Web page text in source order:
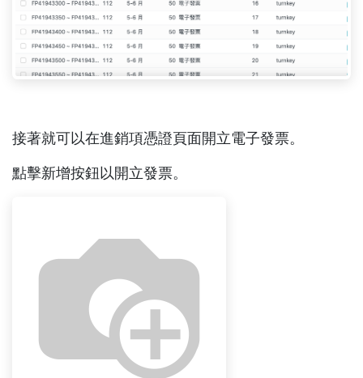
接著就可以在進銷項憑證頁面開立電子發票。
點擊新增按鈕以開立發票。